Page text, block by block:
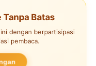
Batas
dengan berpartisipasi
pembaca.